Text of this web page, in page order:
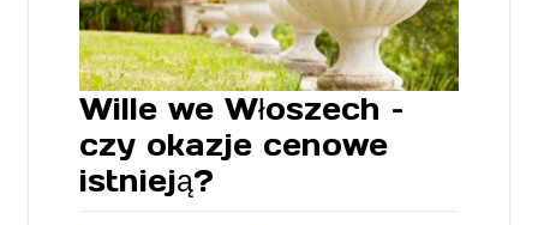
Wille we Włoszech –
czy okazje cenowe
istnieją?